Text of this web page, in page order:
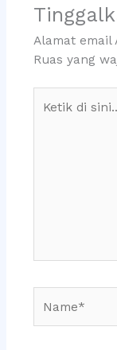
Alamat email
Ruas yang